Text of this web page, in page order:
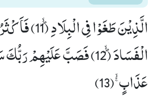
الَّذِیْنَ طَغَوْا فِی
الْفَسَادَﭪ (12) فَصَبَّ عَلَیْهِمْ
عَذَابٍﳐ(13)